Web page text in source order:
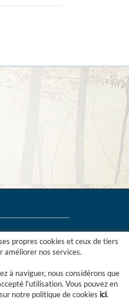
propres cookies et ceux de tiers
améliorer nos services.
à naviguer, nous considérons que
l'utilisation. Vous pouvez en
notre politique de cookies ici.